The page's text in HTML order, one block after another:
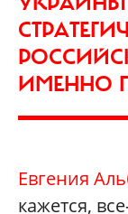
ИМЕННО
Евгения
кажется,